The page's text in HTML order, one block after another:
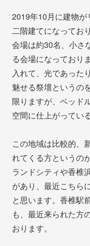
2019年10月に建物
二階建てになってお
会場は約30名、小さ
る会場になっており
入れて、光であった
魅せる祭壇というの
限りますが、ベッド
空間に仕上がってい
この地域は比較的、
れてくる方というの
ランドシティや香椎
があり、最近こちら
と思います。香椎駅
も、最近来られた方
おります。